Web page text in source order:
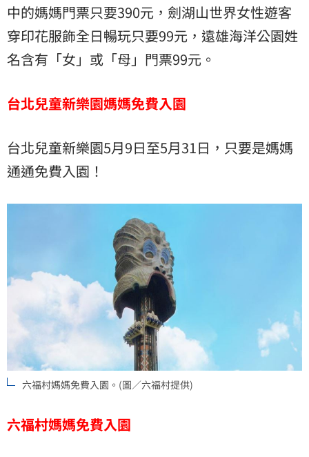
中的媽媽門票只要390元，劍湖山世界女性遊客
穿印花服飾全日暢玩只要99元，遠雄海洋公園姓
名含有「女」或「母」門票99元。
台北兒童新樂園媽媽免費入園
台北兒童新樂園5月9日至5月31日，只要是媽媽
通通免費入園！
六福村媽媽免費入園。(圖／六福村提供)
六福村媽媽免費入園